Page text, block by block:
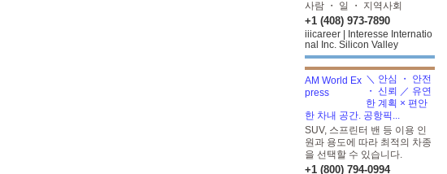
사람 ・ 일 ・ 지역사회
+1 (408) 973-7890
iiicareer | Interesse Internatio
nal Inc. Silicon Valley
＼ 안심 ・ 안전
・ 신뢰 ／ 유연
한 계획 × 편안
한 차내 공간. 공항픽...
SUV, 스프린터 밴 등 이용 인
원과 용도에 따라 최적의 차종
을 선택할 수 있습니다.
+1 (800) 794-0994